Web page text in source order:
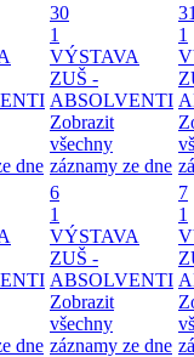
dne
30
1
VÝSTAVA
ZUŠ -
ABSOLVENTI
Zobrazit
všechny
záznamy ze dne
1
dne
6
1
VÝSTAVA
ZUŠ -
ABSOLVENTI
Zobrazit
všechny
záznamy ze dne
7
1